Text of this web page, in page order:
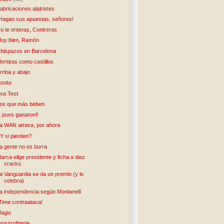
alatristes
sus apuestas, señores!
te enteras, Contreras
bien, Ramón
en Barcelona
como castillos
y abajo
Test
que más beben
…pues ganaron!!
La WAN atrasa, por ahora
si pierden?
gente no es burra
elige presidente y ficha a diez
cracks
La Vanguardia se da un premio (y lo
celebra)
independencia según Montanelli
contraataca!